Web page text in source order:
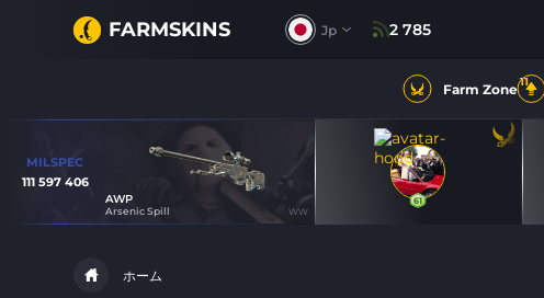
FARMSKINS Jp 2 785
Farm Zone11
MILSPEC
111 597 406
AWP
Arsenic Spill WW
61
61
ホーム